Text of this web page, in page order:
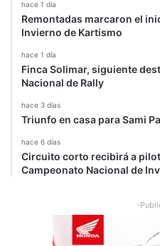
hace 1 día
Remontadas marcaron el
Invierno de Kartismo
hace 1 día
Finca Solimar, siguiente
Nacional de Rally
hace 3 días
Triunfo en casa para Sami
hace 6 días
Circuito corto recibirá a
Campeonato Nacional de
-